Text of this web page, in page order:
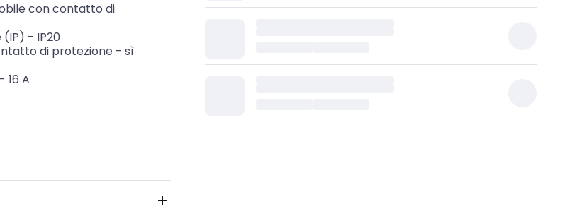
con contatto di
(IP) - IP20
di protezione - sì
- 16 A